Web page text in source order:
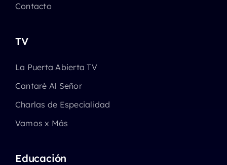
Contacto
TV
La Puerta Abierta TV
Cantaré Al Señor
Charlas de Especialidad
Vamos x Más
Educación